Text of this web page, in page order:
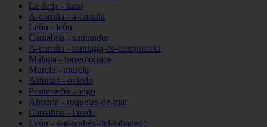
La-rioja - haro
A-coruña - a-coruña
León - león
Cantabria - santander
A-coruña - santiago-de-compostela
Málaga - torremolinos
Murcia - murcia
Asturias - oviedo
Pontevedra - vigo
Almería - roquetas-de-mar
Cantabria - laredo
León - san-andrés-del-rabanedo